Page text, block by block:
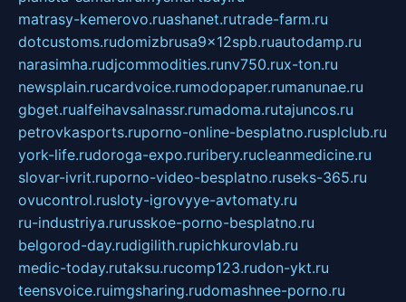
matrasy-kemerovo.ruashanet.rutrade-farm.ru
dotcustoms.rudomizbrusa9x12spb.ruautodamp.ru
narasimha.rudjcommodities.runv750.rux-ton.ru
newsplain.rucardvoice.rumodopaper.rumanunae.ru
gbget.rualfeihavsalnassr.rumadoma.rutajuncos.ru
petrovkasports.ruporno-online-besplatno.rusplclub.ru
york-life.rudoroga-expo.ruribery.rucleanmedicine.ru
slovar-ivrit.ruporno-video-besplatno.ruseks-365.ru
ovucontrol.rusloty-igrovyye-avtomaty.ru
ru-industriya.rurusskoe-porno-besplatno.ru
belgorod-day.rudigilith.rupichkurovlab.ru
medic-today.rutaksu.rucomp123.rudon-ykt.ru
teensvoice.ruimgsharing.rudomashnee-porno.ru